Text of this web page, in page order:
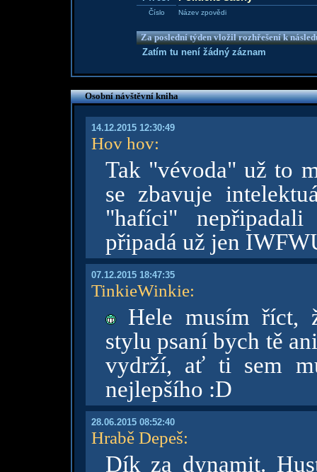
Číslo Název zpovědi
Za poslední týden vložil rozhřešení k
Zatím tu není žádný záznam
Osobní návštěvní kniha
14.12.2015 12:30:49
Hov hov:
Tak "vévoda" už to
se zbavuje
"hafíci"
připadá už jen
07.12.2015 18:47:35
TinkieWinkie:
Hele musím říct,
stylu psaní bych tě
vydrží, ať ti sem
nejlepšího :D
28.06.2015 08:52:40
Hrabě Depeš:
Dík za dynamit.